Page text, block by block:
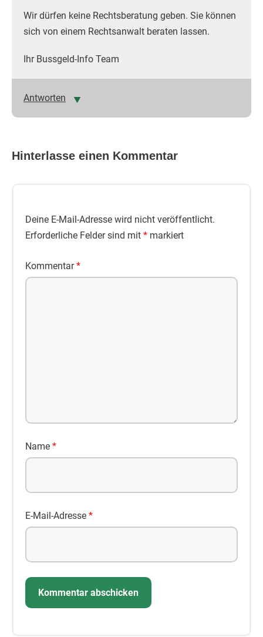
Wir dürfen keine Rechtsberatung geben. Sie können
sich von einem Rechtsanwalt beraten lassen.
Ihr Bussgeld-Info Team
Antworten
Hinterlasse einen Kommentar
Deine E-Mail-Adresse wird nicht veröffentlicht.
Erforderliche Felder sind mit * markiert
Kommentar*
Name *
E-Mail-Adresse *